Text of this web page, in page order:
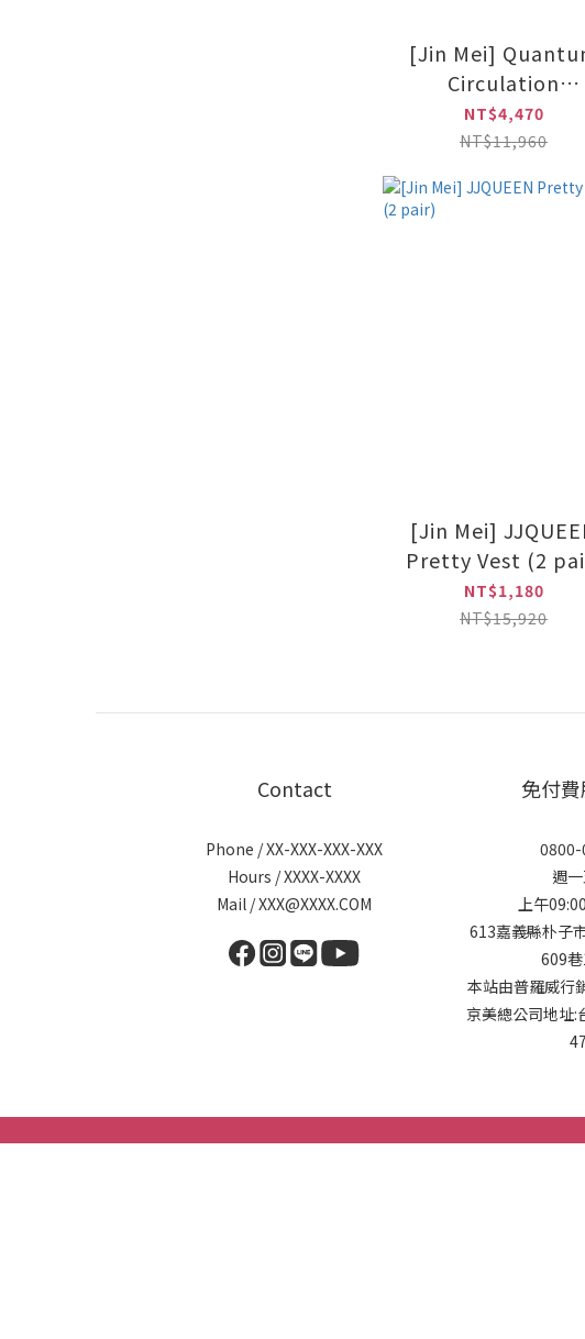
[Jin Mei]
Circulation
Leggings(Black)
NT$4,470
NT$11,960
[Jin Mei]
Pretty Vest
NT$1,180
NT$15,920
Contact
Phone / XX-XXX-XXX-XXX
Hours / XXXX-XXXX
Mail / XXX@XXXX.COM
免付
週
上午
613嘉義縣朴子
609
本站由普羅威行
京美總公司地址: